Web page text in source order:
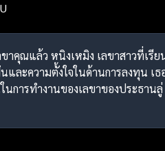
าคุณแล้ว หนิงเหมิง เลขาสาวที่เรี
และความตั้งใจในด้านการลงทุน
ารทำงานของเลขาของประธาน